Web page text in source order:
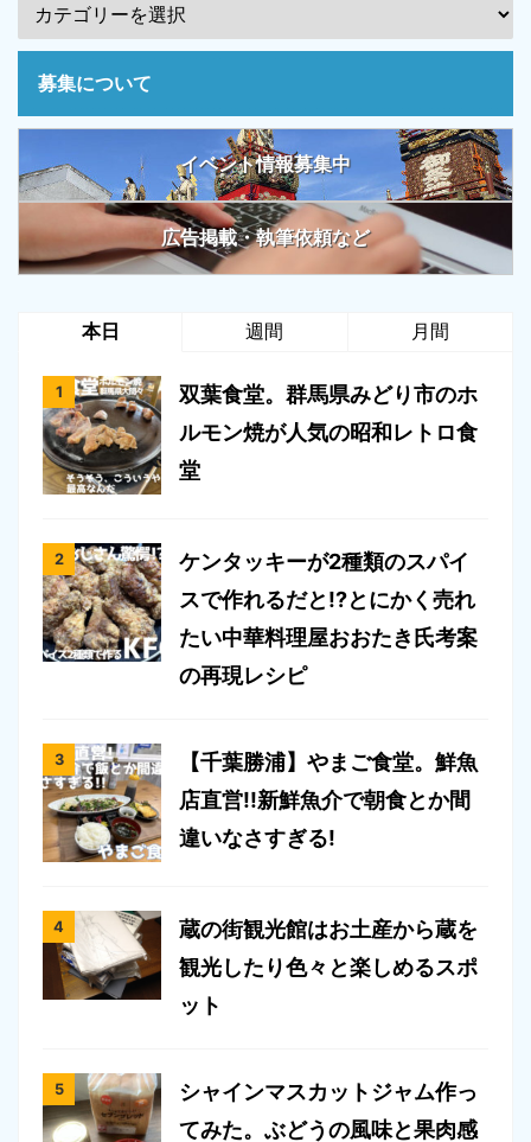
募集について
イベント情報募集中
広告掲載・執筆依頼など
本日 週間 月間
双葉食堂。群馬県みどり市のホ
ルモン焼が人気の昭和レトロ食
堂
ケンタッキーが2種類のスパイ
スで作れるだと!?とにかく売れ
たい中華料理屋おおたき氏考案
の再現レシピ
【千葉勝浦】やまご食堂。鮮魚
店直営!!新鮮魚介で朝食とか間
違いなさすぎる!
蔵の街観光館はお土産から蔵を
観光したり色々と楽しめるスポ
ット
シャインマスカットジャム作っ
てみた。ぶどうの風味と果肉感